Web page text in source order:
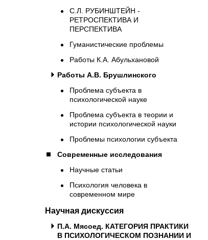
С.Л. РУБИНШТЕЙН -
РЕТРОСПЕКТИВА И
ПЕРСПЕКТИВА
Гуманистические проблемы
Работы К.А. Абульхановой
Работы А.В. Брушлинского
Проблема субъекта в
психологической науке
Проблема субъекта в теории и
истории психологической науки
Проблемы психологии субъекта
Современные исследования
Научные статьи
Психология человека в
современном мире
Научная дискуссия
П.А. Мясоед. КАТЕГОРИЯ ПРАКТИКИ
В ПСИХОЛОГИЧЕСКОМ ПОЗНАНИИ И